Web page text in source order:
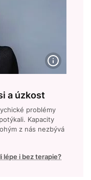
a úzkost
problémy
Kapacity
z nás nezbývá
lépe i bez terapie?